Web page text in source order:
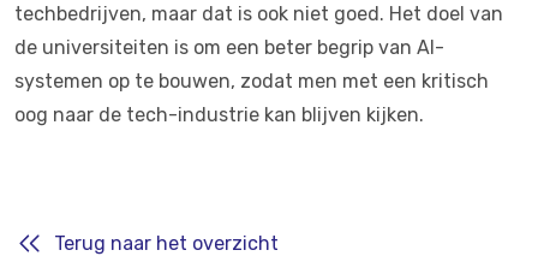
techbedrijven, maar dat is ook niet goed. Het doel van
de universiteiten is om een beter begrip van AI-
systemen op te bouwen, zodat men met een kritisch
oog naar de tech-industrie kan blijven kijken.
Terug naar het overzicht